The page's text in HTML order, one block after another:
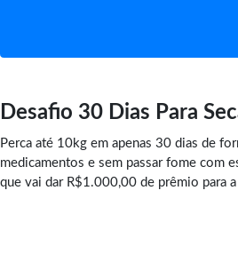
Desafio 30 Dias Para
Perca até 10kg em apenas 30 dias de
medicamentos e sem passar fome com
que vai dar R$1.000,00 de prêmio para